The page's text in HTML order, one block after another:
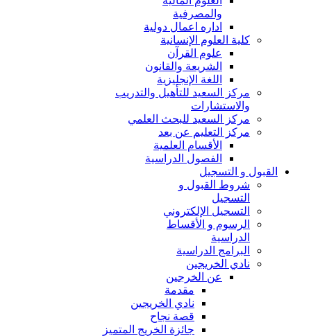
والمصرفية
اداره اعمال دولية
كلية العلوم الإنسانية
علوم القرآن
الشريعة والقانون
اللغة الإنجليزية
مركز السعيد للتأهيل والتدريب
والاستشارات
مركز السعيد للبحث العلمي
مركز التعليم عن بعد
الأقسام العلمية
الفصول الدراسية
القبول و التسجيل
شروط القبول و
التسجيل
التسجيل الإلكتروني
الرسوم و الأقساط
الدراسية
البرامج الدراسية
نادي الخريجين
عن الخرجين
مقدمة
نادي الخريجين
قصة نجاح
جائزة الخريج المتميز